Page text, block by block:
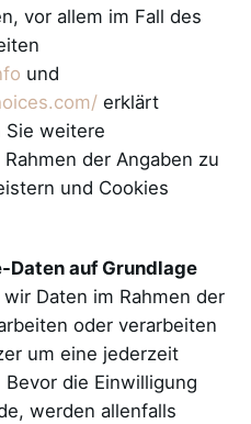
vor allem im Fall des
und
erklärt
Sie weitere
der Angaben zu
und Cookies
auf Grundlage
wir Daten im Rahmen der
oder verarbeiten
um eine jederzeit
die Einwilligung
werden allenfalls